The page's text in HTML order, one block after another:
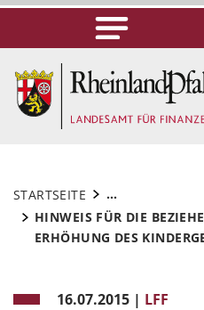
STARTSEITE
...
HINWEIS FÜR DIE
ERHÖHUNG DES
16.07.2015 | LFF